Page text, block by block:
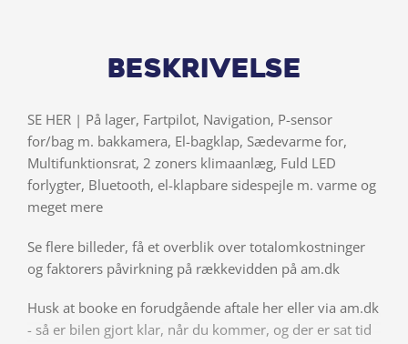
Beskrivelse
SE HER | På lager, Fartpilot, Navigation, P-sensor
for/bag m. bakkamera, El-bagklap, Sædevarme for,
Multifunktionsrat, 2 zoners klimaanlæg, Fuld LED
forlygter, Bluetooth, el-klapbare sidespejle m. varme og
meget mere
Se flere billeder, få et overblik over totalomkostninger
og faktorers påvirkning på rækkevidden på am.dk
Husk at booke en forudgående aftale her eller via am.dk
- så er bilen gjort klar, når du kommer, og der er sat tid